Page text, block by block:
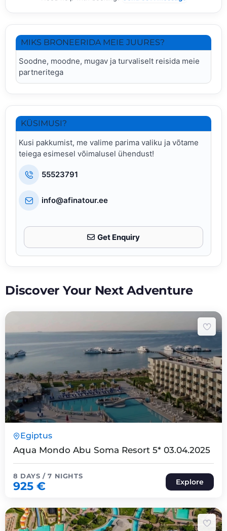
MIKS BRONEERIDA MEIE JUURES?
Soodne, moodne, mugav ja turvaliselt reisida meie
partneritega
KÜSIMUSI?
Kusi pakkumist, me valime parima valiku ja võtame
teiega esimesel võimalusel ühendust!
55523791
info@afinatour.ee
Get Enquiry
Discover Your Next Adventure
Expired !
Egiptus
Aqua Mondo Abu Soma Resort 5* 03.04.2025
8 DAYS / 7 NIGHTS
925 € Explore